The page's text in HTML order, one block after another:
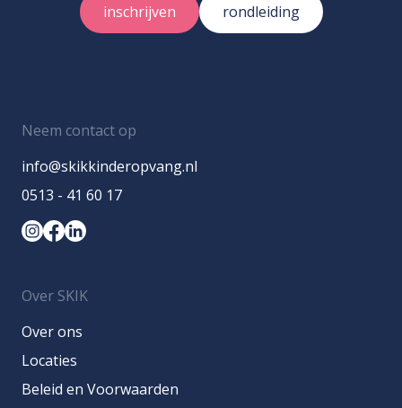
inschrijven rondleiding
Neem contact op
info@skikkinderopvang.nl
0513 - 41 60 17
Over SKIK
Over ons
Locaties
Beleid en Voorwaarden